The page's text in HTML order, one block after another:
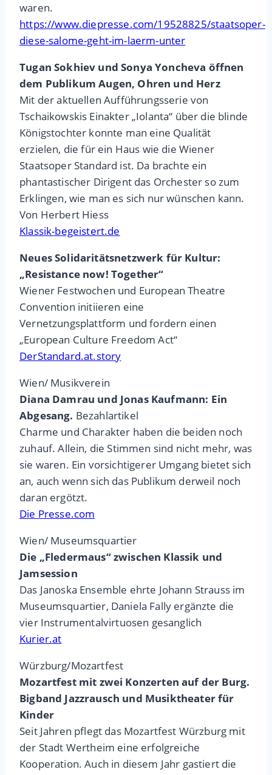
waren.
https://www.diepresse.com/19528825/staatsoper-
diese-salome-geht-im-laerm-unter
Tugan Sokhiev und Sonya Yoncheva öffnen
dem Publikum Augen, Ohren und Herz
Mit der aktuellen Aufführungsserie von
Tschaikowskis Einakter „Iolanta“ über die blinde
Königstochter konnte man eine Qualität
erzielen, die für ein Haus wie die Wiener
Staatsoper Standard ist. Da brachte ein
phantastischer Dirigent das Orchester so zum
Erklingen, wie man es sich nur wünschen kann.
Von Herbert Hiess
Klassik-begeistert.de
Neues Solidaritätsnetzwerk für Kultur:
„Resistance now! Together“
Wiener Festwochen und European Theatre
Convention initiieren eine
Vernetzungsplattform und fordern einen
„European Culture Freedom Act“
DerStandard.at.story
Wien/ Musikverein
Diana Damrau und Jonas Kaufmann: Ein
Abgesang. Bezahlartikel
Charme und Charakter haben die beiden noch
zuhauf. Allein, die Stimmen sind nicht mehr, was
sie waren. Ein vorsichtigerer Umgang bietet sich
an, auch wenn sich das Publikum derweil noch
daran ergötzt.
Die Presse.com
Wien/ Museumsquartier
Die „Fledermaus“ zwischen Klassik und
Jamsession
Das Janoska Ensemble ehrte Johann Strauss im
Museumsquartier, Daniela Fally ergänzte die
vier Instrumentalvirtuosen gesanglich
Kurier.at
Würzburg/Mozartfest
Mozartfest mit zwei Konzerten auf der Burg.
Bigband Jazzrausch und Musiktheater für
Kinder
Seit Jahren pflegt das Mozartfest Würzburg mit
der Stadt Wertheim eine erfolgreiche
Kooperation. Auch in diesem Jahr gastiert die